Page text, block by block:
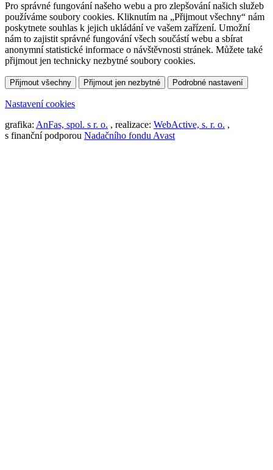
Pro správné fungování našeho webu a pro zlepšování našich služeb
používáme soubory cookies. Kliknutím na „Přijmout všechny“ nám
poskytnete souhlas k jejich ukládání ve vašem zařízení. Umožní
nám to zajistit správné fungování všech součástí webu a sbírat
anonymní statistické informace o návštěvnosti stránek. Můžete také
přijmout jen technicky nezbytné soubory cookies.
Přijmout všechny Přijmout jen nezbytné Podrobné nastavení
Nastavení cookies
grafika: AnFas, spol. s r. o. , realizace: WebActive, s. r. o. ,
s finanční podporou Nadačního fondu Avast